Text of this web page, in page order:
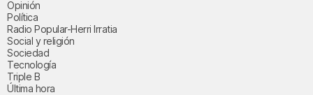
Opinión
Política
Radio Popular-Herri Irratia
Social y religión
Sociedad
Tecnología
Triple B
Última hora